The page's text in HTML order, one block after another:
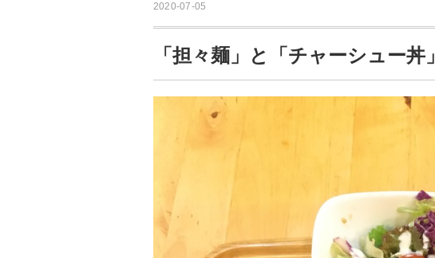
2020-07-05
「担々麺」と「チャーシュー丼」